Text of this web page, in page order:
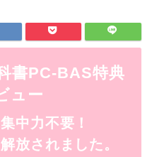
書PC-BAS特典
ュー
中力不要！
放されました。